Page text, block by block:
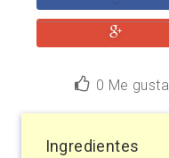
0 Me gusta
Ingredientes